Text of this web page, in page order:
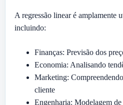
A regressão linear é amplamente
incluindo:
Finanças: Previsão dos
Economia: Analisando
Marketing:
cliente
Engenharia: Modelagem de